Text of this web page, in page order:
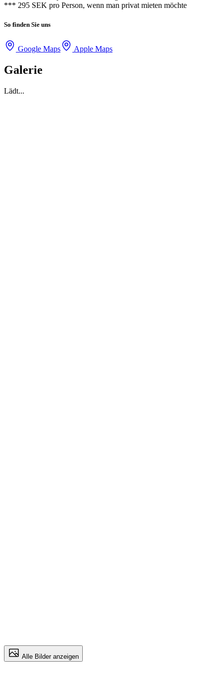
*** 295 SEK pro Person, wenn man privat mieten möchte
So finden Sie uns
Google Maps Apple Maps
Galerie
Lädt...
Alle Bilder anzeigen